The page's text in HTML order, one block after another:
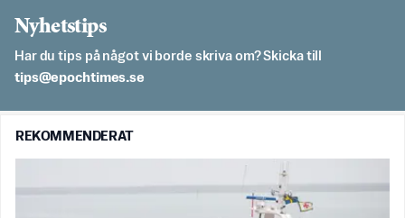
Nyhetstips
Har du tips på något vi borde skriva om? Skicka till
es.semithcope@spit
REKOMMENDERAT